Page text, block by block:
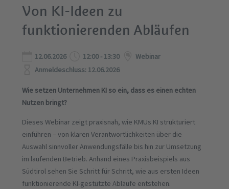
Von KI-Ideen zu
funktionierenden Abläufen
12.06.2026 12:00 - 13:30
Webinar
Anmeldeschluss: 12.06.2026
Wie setzen Unternehmen KI so ein, dass es einen echten
Nutzen bringt?
Dieses Webinar zeigt praxisnah, wie KMUs KI strukturiert
einführen – von klaren Verantwortlichkeiten über die
Auswahl sinnvoller Anwendungsfälle bis hin zur Umsetzung
im laufenden Betrieb. Anhand eines Praxisbeispiels aus
Südtirol sehen Sie Schritt für Schritt, wie aus ersten Ideen
funktionierende KI-gestützte Abläufe entstehen.